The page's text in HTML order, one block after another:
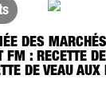
DES MARCHÉS
FM : RECETTE
DE VEAU AUX